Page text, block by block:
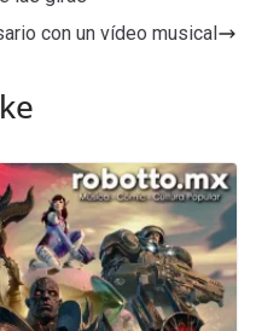
con un vídeo musical